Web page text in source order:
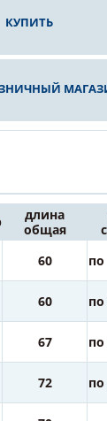
КУПИТЬ
длина
общая
60 по
60 по
67 по
72 по